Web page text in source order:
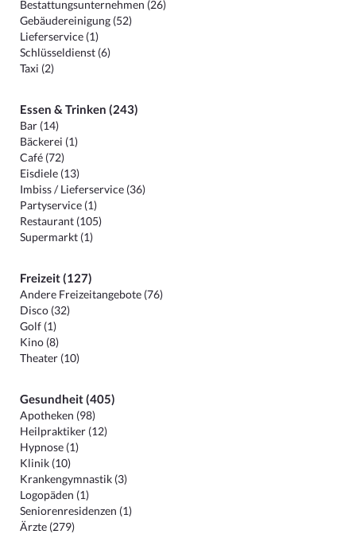
Bestattungsunternehmen (26)
Gebäudereinigung (52)
Lieferservice (1)
Schlüsseldienst (6)
Taxi (2)
Essen & Trinken (243)
Bar (14)
Bäckerei (1)
Café (72)
Eisdiele (13)
Imbiss / Lieferservice (36)
Partyservice (1)
Restaurant (105)
Supermarkt (1)
Freizeit (127)
Andere Freizeitangebote (76)
Disco (32)
Golf (1)
Kino (8)
Theater (10)
Gesundheit (405)
Apotheken (98)
Heilpraktiker (12)
Hypnose (1)
Klinik (10)
Krankengymnastik (3)
Logopäden (1)
Seniorenresidenzen (1)
Ärzte (279)